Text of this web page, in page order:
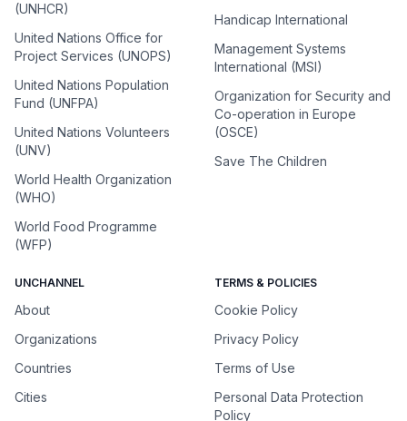
(UNHCR)
United Nations Office for
Project Services (UNOPS)
United Nations Population
Fund (UNFPA)
United Nations Volunteers
(UNV)
World Health Organization
(WHO)
World Food Programme
(WFP)
Handicap International
Management Systems
International (MSI)
Organization for Security and
Co-operation in Europe
(OSCE)
Save The Children
UNCHANNEL
About
Organizations
Countries
Cities
TERMS & POLICIES
Cookie Policy
Privacy Policy
Terms of Use
Personal Data Protection
Policy